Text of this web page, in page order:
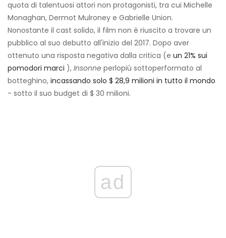
quota di talentuosi attori non protagonisti, tra cui Michelle
Monaghan, Dermot Mulroney e Gabrielle Union.
Nonostante il cast solido, il film non è riuscito a trovare un
pubblico al suo debutto all'inizio del 2017. Dopo aver
ottenuto una risposta negativa dalla critica (e un 21% sui
pomodori marci ), Insonne perlopiù sottoperformato al
botteghino, incassando solo $ 28,9 milioni in tutto il mondo
- sotto il suo budget di $ 30 milioni.
ad